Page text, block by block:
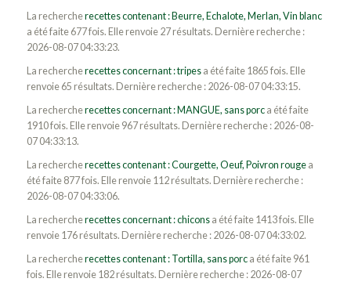
La rechercherecettes contenant : Beurre, Echalote, Merlan, Vin blanc
a été faite 677 fois. Elle renvoie 27 résultats. Dernière recherche :
2026-08-07 04:33:23.
La rechercherecettes concernant : tripesa été faite 1865 fois. Elle
renvoie 65 résultats. Dernière recherche : 2026-08-07 04:33:15.
La rechercherecettes concernant : MANGUE, sans porca été faite
1910 fois. Elle renvoie 967 résultats. Dernière recherche : 2026-08-
07 04:33:13.
La rechercherecettes contenant : Courgette, Oeuf, Poivron rougea
été faite 877 fois. Elle renvoie 112 résultats. Dernière recherche :
2026-08-07 04:33:06.
La rechercherecettes concernant : chiconsa été faite 1413 fois. Elle
renvoie 176 résultats. Dernière recherche : 2026-08-07 04:33:02.
La rechercherecettes contenant : Tortilla, sans porca été faite 961
fois. Elle renvoie 182 résultats. Dernière recherche : 2026-08-07